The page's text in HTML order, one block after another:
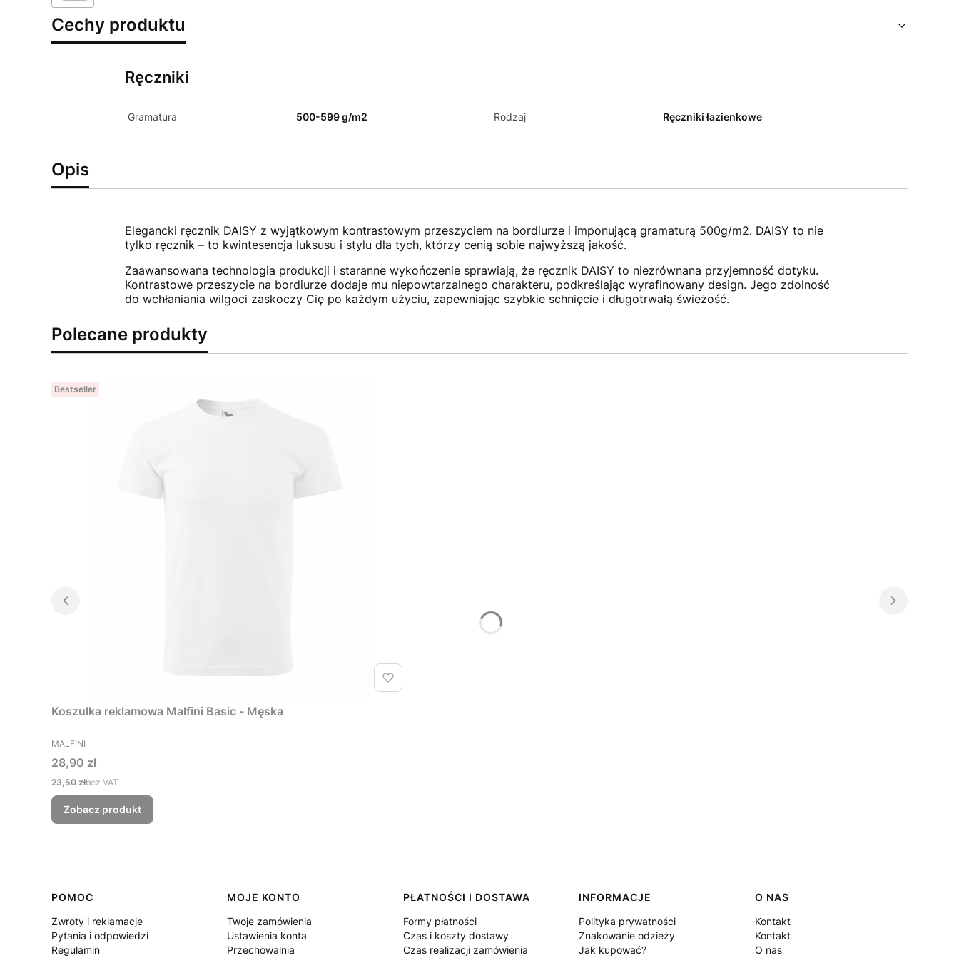
Cechy produktu
Ręczniki
Gramatura 500-599 g/m2 Rodzaj Ręczniki łazienkowe
Opis
Elegancki ręcznik DAISY z wyjątkowym kontrastowym przeszyciem na bordiurze i imponującą gramaturą 500g/m2. DAISY to nie
tylko ręcznik – to kwintesencja luksusu i stylu dla tych, którzy cenią sobie najwyższą jakość.
Zaawansowana technologia produkcji i staranne wykończenie sprawiają, że ręcznik DAISY to niezrównana przyjemność dotyku.
Kontrastowe przeszycie na bordiurze dodaje mu niepowtarzalnego charakteru, podkreślając wyrafinowany design. Jego zdolność
do wchłaniania wilgoci zaskoczy Cię po każdym użyciu, zapewniając szybkie schnięcie i długotrwałą świeżość.
Polecane produkty
Bestseller
Koszulka reklamowa Malfini Basic - Męska
PRODUCENT
MALFINI
Cena
28,90 zł
Cena
23,50 złbez VAT
Zobacz produkt
Linki w stopce
POMOC
Zwroty i reklamacje
Pytania i odpowiedzi
Regulamin
MOJE KONTO
Twoje zamówienia
Ustawienia konta
Przechowalnia
PŁATNOŚCI I DOSTAWA
Formy płatności
Czas i koszty dostawy
Czas realizacji zamówienia
INFORMACJE
Polityka prywatności
Znakowanie odzieży
Jak kupować?
O NAS
Kontakt
Kontakt
O nas